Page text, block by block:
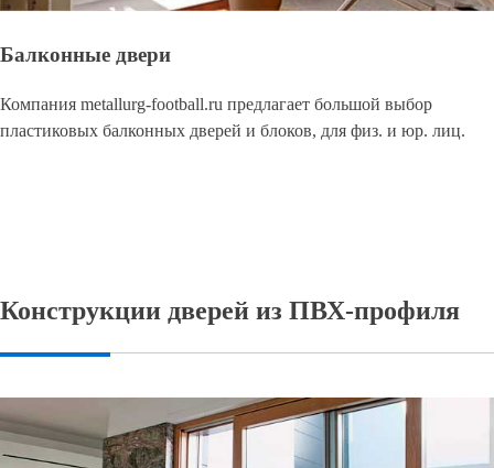
Балконные двери
Компания metallurg-football.ru предлагает большой выбор
пластиковых балконных дверей и блоков, для физ. и юр. лиц.
Конструкции дверей из ПВХ-профиля